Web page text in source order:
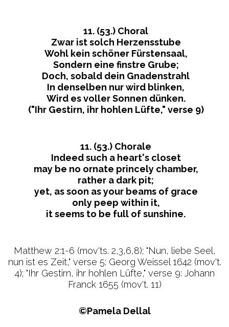
11. (53.) Choral
Zwar ist solch Herzensstube
Wohl kein schöner Fürstensaal,
Sondern eine finstre Grube;
Doch, sobald dein Gnadenstrahl
In denselben nur wird blinken,
Wird es voller Sonnen dünken.
("Ihr Gestirn, ihr hohlen Lüfte," verse 9)
11. (53.) Chorale
Indeed such a heart's closet
may be no ornate princely chamber,
rather a dark pit;
yet, as soon as your beams of grace
only peep within it,
it seems to be full of sunshine.
Matthew 2:1-6 (mov'ts. 2,3,6,8); "Nun, liebe Seel,
nun ist es Zeit," verse 5: Georg Weissel 1642 (mov't.
4); "Ihr Gestirn, ihr hohlen Lüfte," verse 9: Johann
Franck 1655 (mov't. 11)
©Pamela Dellal